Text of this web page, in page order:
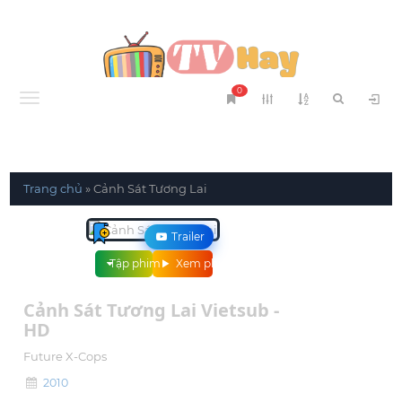
Menu
0
Trang chủ »Cảnh Sát Tương Lai
Trailer
Xem phim
Tập phim
Cảnh Sát Tương Lai Vietsub -
HD
Future X-Cops
2010